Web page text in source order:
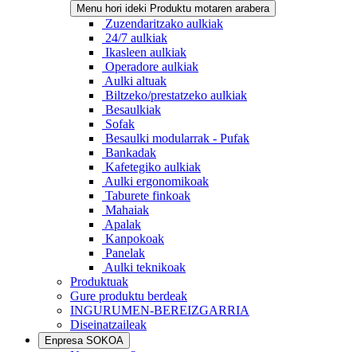
Menu hori ideki Produktu motaren arabera
Zuzendaritzako aulkiak
24/7 aulkiak
Ikasleen aulkiak
Operadore aulkiak
Aulki altuak
Biltzeko/prestatzeko aulkiak
Besaulkiak
Sofak
Besaulki modularrak - Pufak
Bankadak
Kafetegiko aulkiak
Aulki ergonomikoak
Taburete finkoak
Mahaiak
Apalak
Kanpokoak
Panelak
Aulki teknikoak
Produktuak
Gure produktu berdeak
INGURUMEN-BEREIZGARRIA
Diseinatzaileak
Enpresa SOKOA